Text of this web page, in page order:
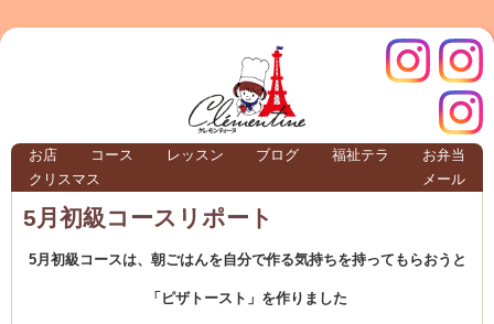
クレモンティーヌ – 新百合ヶ丘の料理教
お店 コース レッスン ブログ 福祉テラ
お弁当
クリスマス
メール
インス
クレモ
5月初級コースリポート
5月初級コースは、朝ごはんを自分で作る気持ちを持ってもらおうと
「ピザトースト」を作りました